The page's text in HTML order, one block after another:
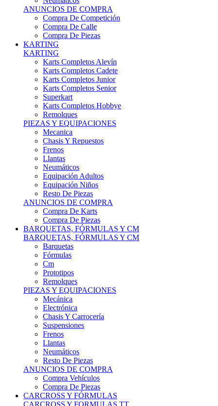
Compra De Competición
Compra De Calle
Compra De Piezas
KARTING
KARTING
Karts Completos Alevín
Karts Completos Cadete
Karts Completos Junior
Karts Completos Senior
Superkart
Karts Completos Hobbye
Remolques
PIEZAS Y EQUIPACIONES
Mecanica
Chasis Y Repuestos
Frenos
Llantas
Neumáticos
Equipación Adultos
Equipación Niños
Resto De Piezas
ANUNCIOS DE COMPRA
Compra De Karts
Compra De Piezas
BARQUETAS, FÓRMULAS Y CM
BARQUETAS, FÓRMULAS Y CM
Barquetas
Fórmulas
Cm
Prototipos
Remolques
PIEZAS Y EQUIPACIONES
Mecánica
Electrónica
Chasis Y Carrocería
Suspensiones
Frenos
Llantas
Neumáticos
Resto De Piezas
ANUNCIOS DE COMPRA
Compra Vehículos
Compra De Piezas
CARCROSS Y FÓRMULAS
CARCROSS Y FORMULAS TT
Carcross